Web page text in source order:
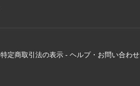
特定商取引法の表示 - ヘルプ・お問い合わせ